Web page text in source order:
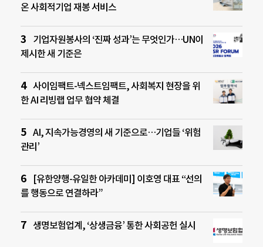
온 사회적기업 재봉 서비스
기업자원봉사의 ‘진짜 성과’는 무엇인가…UN이
제시한 새 기준은
사이임팩트-넥스트임팩트, 사회복지 현장을 위
한 AI 리빙랩 업무 협약 체결
AI, 지속가능경영의 새 기준으로…기업들 ‘위험
관리’
[유한양행-유일한 아카데미] 이호영 대표 “선의
를 행동으로 연결하라”
생명보험업계, ‘상생금융’ 통한 사회공헌 실시